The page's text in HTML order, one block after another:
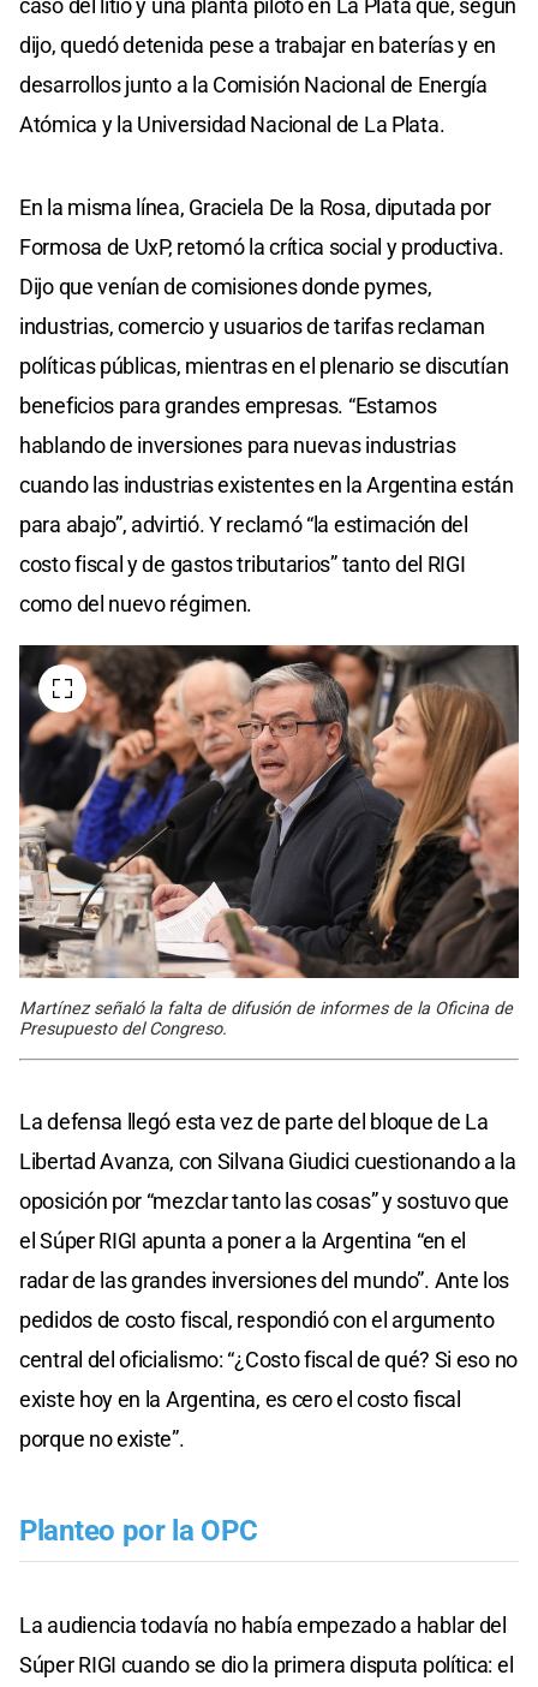
caso del litio y una planta piloto en La Plata que, según
dijo, quedó detenida pese a trabajar en baterías y en
desarrollos junto a la Comisión Nacional de Energía
Atómica y la Universidad Nacional de La Plata.
En la misma línea, Graciela De la Rosa, diputada por
Formosa de UxP, retomó la crítica social y productiva.
Dijo que venían de comisiones donde pymes,
industrias, comercio y usuarios de tarifas reclaman
políticas públicas, mientras en el plenario se discutían
beneficios para grandes empresas. “Estamos
hablando de inversiones para nuevas industrias
cuando las industrias existentes en la Argentina están
para abajo”, advirtió. Y reclamó “la estimación del
costo fiscal y de gastos tributarios” tanto del RIGI
como del nuevo régimen.
Martínez señaló la falta de difusión de informes de la Oficina de
Presupuesto del Congreso.
La defensa llegó esta vez de parte del bloque de La
Libertad Avanza, con Silvana Giudici cuestionando a la
oposición por “mezclar tanto las cosas” y sostuvo que
el Súper RIGI apunta a poner a la Argentina “en el
radar de las grandes inversiones del mundo”. Ante los
pedidos de costo fiscal, respondió con el argumento
central del oficialismo: “¿Costo fiscal de qué? Si eso no
existe hoy en la Argentina, es cero el costo fiscal
porque no existe”.
Planteo por la OPC
La audiencia todavía no había empezado a hablar del
Súper RIGI cuando se dio la primera disputa política: el